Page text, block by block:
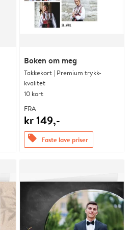
Boken om meg
Takkekort | Premium trykk-
kvalitet
10 kort
FRA
kr 149,-
offers Faste lave priser